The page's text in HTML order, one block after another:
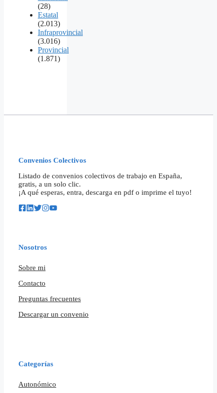
(28)
Estatal
(2.013)
Infraprovincial
(3.016)
Provincial
(1.871)
Convenios Colectivos
Listado de convenios colectivos de trabajo en España,
gratis, a un solo clic.
¡A qué esperas, entra, descarga en pdf o imprime el tuyo!
Nosotros
Sobre mi
Contacto
Preguntas frecuentes
Descargar un convenio
Categorías
Autonómico